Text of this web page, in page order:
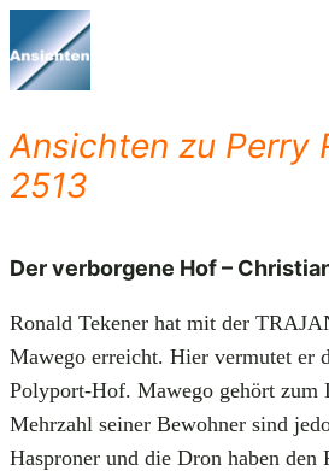
Zum
Inhalt
springen
Ansichten zu Perry
2513
Der verborgene Hof –
Ronald Tekener hat mit der
Mawego erreicht. Hier vermutet er
Polyport-Hof. Mawego gehört zum
Mehrzahl seiner Bewohner sind
Hasproner und die Dron haben